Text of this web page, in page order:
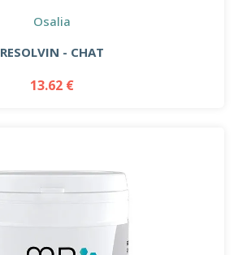
Osalia
RESOLVIN - CHAT
13.62 €